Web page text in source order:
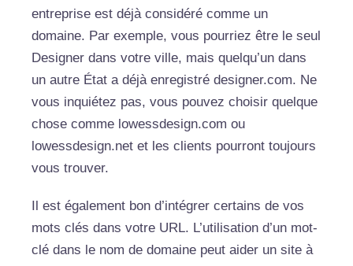
entreprise est déjà considéré comme un
domaine. Par exemple, vous pourriez être le seul
Designer dans votre ville, mais quelqu’un dans
un autre État a déjà enregistré designer.com. Ne
vous inquiétez pas, vous pouvez choisir quelque
chose comme lowessdesign.com ou
lowessdesign.net et les clients pourront toujours
vous trouver.
Il est également bon d’intégrer certains de vos
mots clés dans votre URL. L’utilisation d’un mot-
clé dans le nom de domaine peut aider un site à